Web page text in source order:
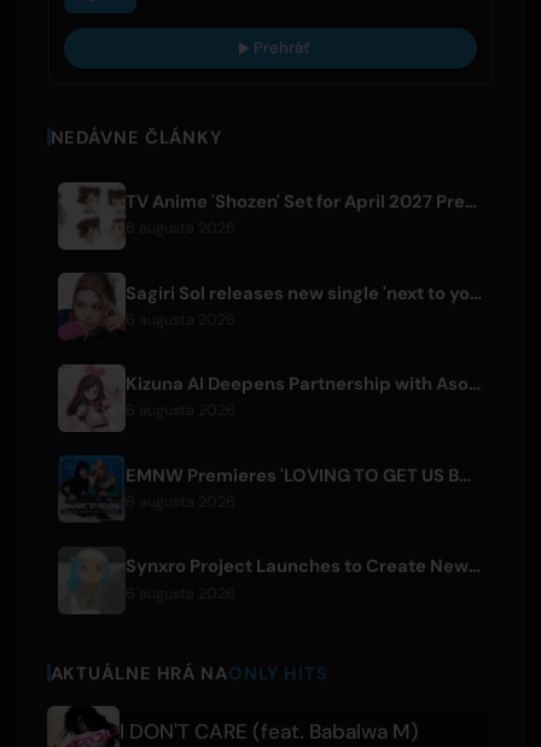
Prehráť
NEDÁVNE ČLÁNKY
TV Anime 'Shozen' Set for April 2027 Premiere on Fuji TV
Sagiri Sol releases new single 'next to your love' after hiatus
Kizuna AI Deepens Partnership with Asobisystem Ahead of 10th Anniversary World Tour
EMNW Premieres 'LOVING TO GET US BY' Music Video on August 7
Synxro Project Launches to Create New IP from Fictional Anime Openings
AKTUÁLNE HRÁ NAONLY HITS
I DON'T CARE (feat. Babalwa M)